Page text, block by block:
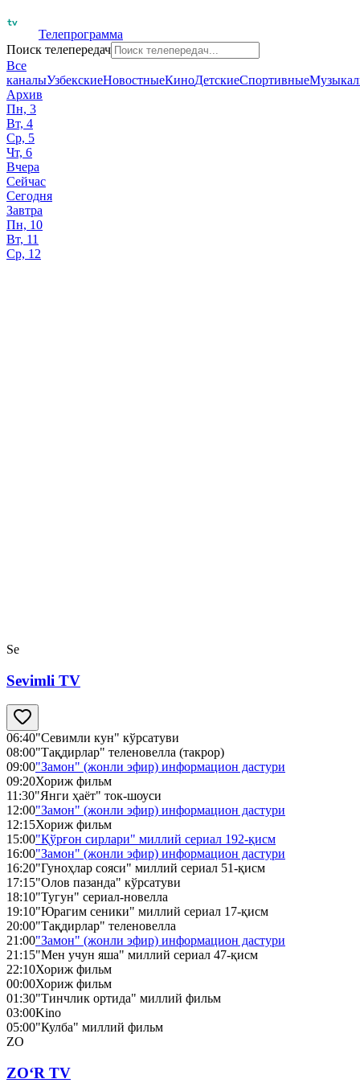
Телепрограмма
Поиск телепередач
Все
каналыУзбекскиеНовостныеКиноДетскиеСпортивные
Архив
Пн, 3
Вт, 4
Ср, 5
Чт, 6
Вчера
Сейчас
Сегодня
Завтра
Пн, 10
Вт, 11
Ср, 12
Se
Sevimli TV
06:40"Севимли кун" кўрсатуви
08:00"Тақдирлар" теленовелла (такрор)
09:00"Замон" (жонли эфир) информацион дастури
09:20Хориж фильм
11:30"Янги ҳаёт" ток-шоуси
12:00"Замон" (жонли эфир) информацион дастури
12:15Хориж фильм
15:00"Қўрғон сирлари" миллий сериал 192-қисм
16:00"Замон" (жонли эфир) информацион дастури
16:20"Гуноҳлар сояси" миллий сериал 51-қисм
17:15"Олов пазанда" кўрсатуви
18:10"Тугун" сериал-новелла
19:10"Юрагим сеники" миллий сериал 17-қисм
20:00"Тақдирлар" теленовелла
21:00"Замон" (жонли эфир) информацион дастури
21:15"Мен учун яша" миллий сериал 47-қисм
22:10Хориж фильм
00:00Хориж фильм
01:30"Тинчлик ортида" миллий фильм
03:00Kino
05:00"Кулба" миллий фильм
ZO
ZO‘R TV